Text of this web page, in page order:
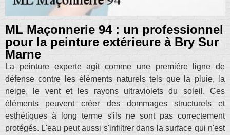
ML Maçonnerie 94 : un professionnel
pour la peinture extérieure à Bry Sur
Marne
La peinture experte agit comme une première ligne de
défense contre les éléments naturels tels que la pluie, la
neige, le vent et les rayons ultraviolets du soleil. Ces
éléments peuvent créer des dommages structurels et
esthétiques à long terme s'ils ne sont pas correctement
protégés. L'eau peut aussi s'infiltrer dans la surface qui n'est